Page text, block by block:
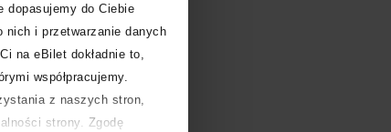
dopasujemy do Ciebie
nich i przetwarzanie danych
na eBilet dokładnie to,
współpracujemy.
z naszych stron,
strony. Zgodę